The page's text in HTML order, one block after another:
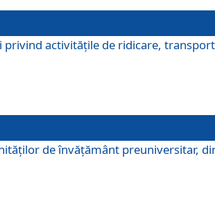
activitățile de ridicare,
de învăţământ preuniversitar,